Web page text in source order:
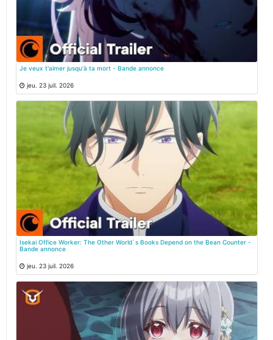
Je veux t'aimer jusqu'à ta mort - Bande annonce
jeu. 23 juil. 2026
Isekai Office Worker: The Other World`s Books Depend on the Bean Counter -
Bande annonce
jeu. 23 juil. 2026